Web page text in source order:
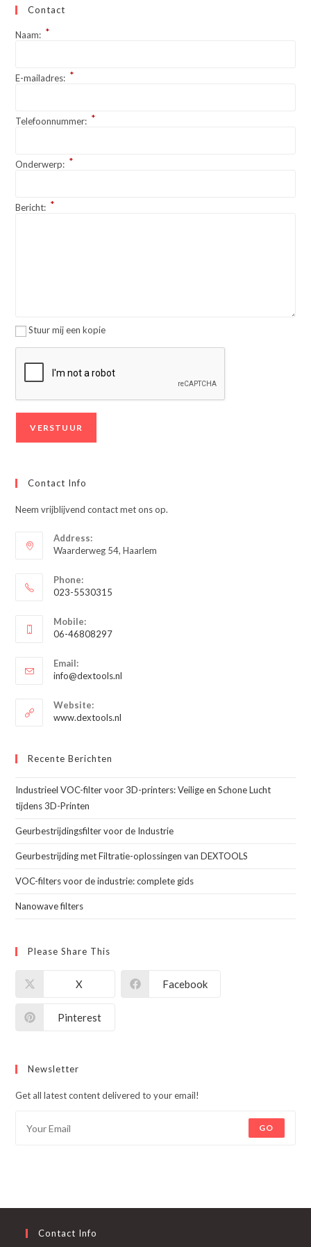
Contact
Naam: *
E-mailadres: *
Telefoonnummer: *
Onderwerp: *
Bericht: *
Stuur mij een kopie
Contact Info
Neem vrijblijvend contact met ons op.
Address:
Waarderweg 54, Haarlem
Phone:
023-5530315
in
je
toepassing
Mobile:
06-46808297
in
je
toepassing
Email:
info@dextools.nl
Website:
www.dextools.nl
Recente Berichten
Industrieel VOC-filter voor 3D-printers: Veilige en Schone Lucht
tijdens 3D-Printen
Geurbestrijdingsfilter voor de Industrie
Geurbestrijding met Filtratie-oplossingen van DEXTOOLS
VOC-filters voor de industrie: complete gids
Nanowave filters
Please Share This
X Facebook
Pinterest
Newsletter
Get all latest content delivered to your email!
GO
Contact Info